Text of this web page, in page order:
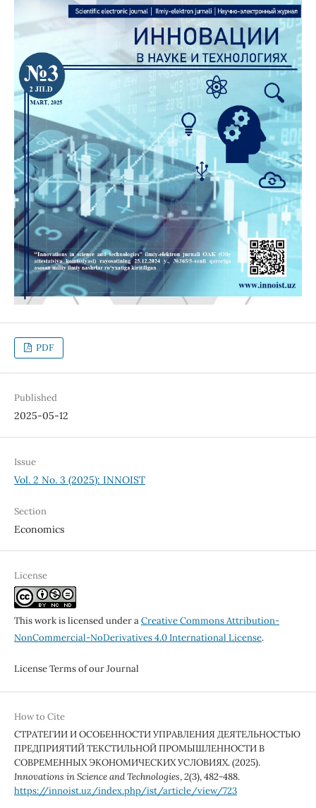
PDF
Published
2025-05-12
Issue
Vol. 2 No. 3 (2025): INNOIST
Section
Economics
License
This work is licensed under aCreative Commons Attribution-
NonCommercial-NoDerivatives 4.0 International License.
License Terms of our Journal
How to Cite
СТРАТЕГИИ И ОСОБЕННОСТИ УПРАВЛЕНИЯ ДЕЯТЕЛЬНОСТЬЮ
ПРЕДПРИЯТИЙ ТЕКСТИЛЬНОЙ ПРОМЫШЛЕННОСТИ В
СОВРЕМЕННЫХ ЭКОНОМИЧЕСКИХ УСЛОВИЯХ. (2025).
Innovations in Science and Technologies,2(3), 482-488.
https://innoist.uz/index.php/ist/article/view/723